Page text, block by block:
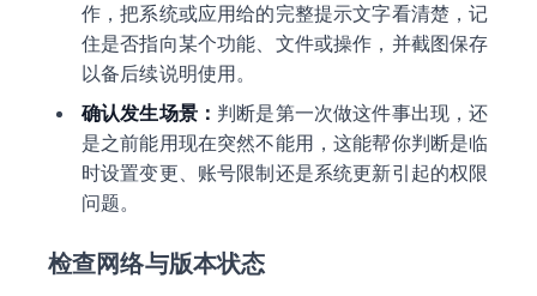
作，把系统或应用给的完整提示文字看清楚，记
住是否指向某个功能、文件或操作，并截图保存
以备后续说明使用。
确认发生场景： 判断是第一次做这件事出现，还
是之前能用现在突然不能用，这能帮你判断是临
时设置变更、账号限制还是系统更新引起的权限
问题。
检查网络与版本状态